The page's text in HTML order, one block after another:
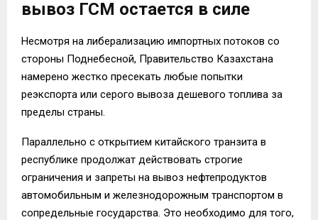
вывоз ГСМ остается в силе
Несмотря на либерализацию импортных потоков со
стороны Поднебесной, Правительство Казахстана
намерено жестко пресекать любые попытки
реэкспорта или серого вывоза дешевого топлива за
пределы страны.
Параллельно с открытием китайского транзита в
республике продолжат действовать строгие
ограничения и запреты на вывоз нефтепродуктов
автомобильным и железнодорожным транспортом в
сопредельные государства. Это необходимо для того,